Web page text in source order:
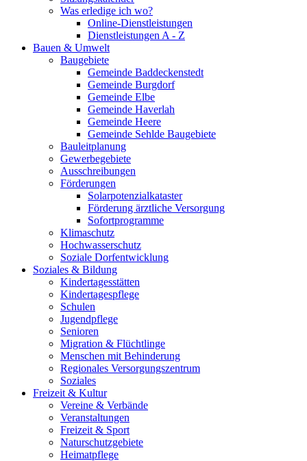
Was erledige ich wo?
Online-Dienstleistungen
Dienstleistungen A - Z
Bauen & Umwelt
Baugebiete
Gemeinde Baddeckenstedt
Gemeinde Burgdorf
Gemeinde Elbe
Gemeinde Haverlah
Gemeinde Heere
Gemeinde Sehlde Baugebiete
Bauleitplanung
Gewerbegebiete
Ausschreibungen
Förderungen
Solarpotenzialkataster
Förderung ärztliche Versorgung
Sofortprogramme
Klimaschutz
Hochwasserschutz
Soziale Dorfentwicklung
Soziales & Bildung
Kindertagesstätten
Kindertagespflege
Schulen
Jugendpflege
Senioren
Migration & Flüchtlinge
Menschen mit Behinderung
Regionales Versorgungszentrum
Soziales
Freizeit & Kultur
Vereine & Verbände
Veranstaltungen
Freizeit & Sport
Naturschutzgebiete
Heimatpflege